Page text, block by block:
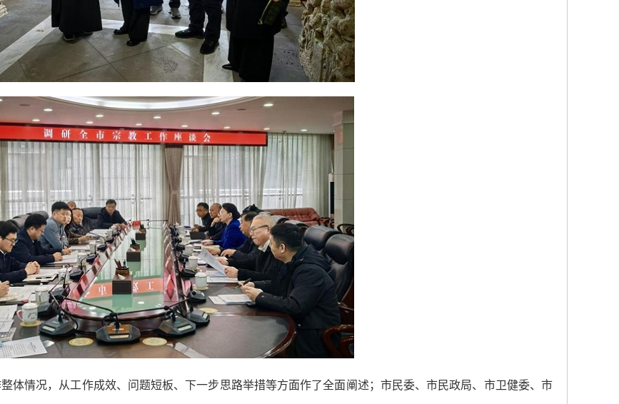
体情况，从工作成效、问题短板、下一步思路举措等方面作了全面阐述；市民委、市民政局、市卫健委、市